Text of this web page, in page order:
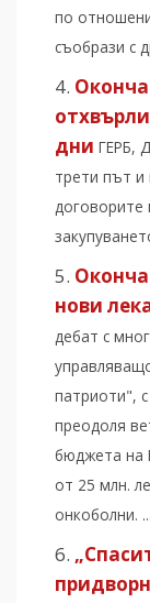
по
съобрази с
дни ГЕРБ,
трети път и
нови
дебат с
патриоти",
преодоля
бюджета на
от 25 млн.
онкоболни. ...